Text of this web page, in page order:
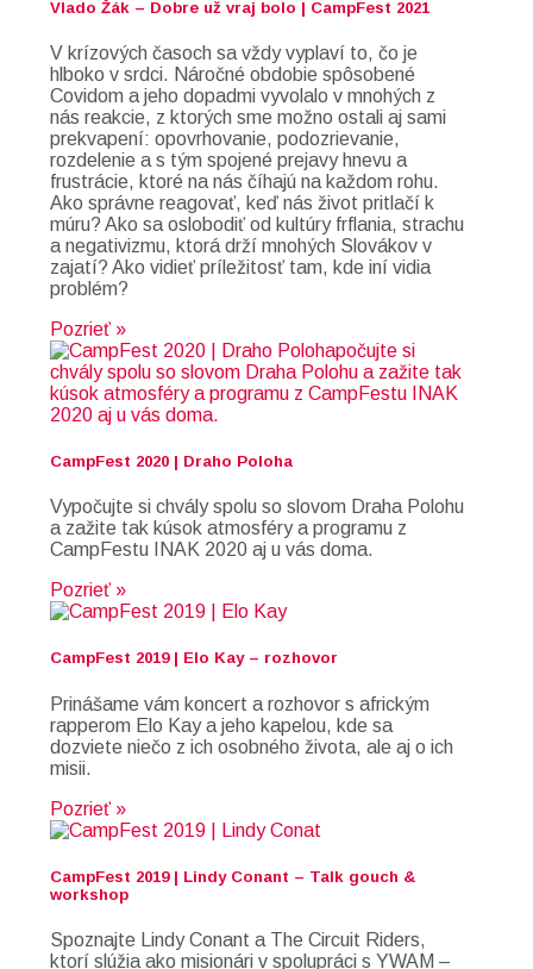
Vlado Žák – Dobre už vraj bolo | CampFest 2021
V krízových časoch sa vždy vyplaví to, čo je
hlboko v srdci. Náročné obdobie spôsobené
Covidom a jeho dopadmi vyvolalo v mnohých z
nás reakcie, z ktorých sme možno ostali aj sami
prekvapení: opovrhovanie, podozrievanie,
rozdelenie a s tým spojené prejavy hnevu a
frustrácie, ktoré na nás číhajú na každom rohu.
Ako správne reagovať, keď nás život pritlačí k
múru? Ako sa oslobodiť od kultúry frflania, strachu
a negativizmu, ktorá drží mnohých Slovákov v
zajatí? Ako vidieť príležitosť tam, kde iní vidia
problém?
Pozrieť »
CampFest 2020 | Draho Poloha
Vypočujte si chvály spolu so slovom Draha Polohu
a zažite tak kúsok atmosféry a programu z
CampFestu INAK 2020 aj u vás doma.
Pozrieť »
CampFest 2019 | Elo Kay – rozhovor
Prinášame vám koncert a rozhovor s africkým
rapperom Elo Kay a jeho kapelou, kde sa
dozviete niečo z ich osobného života, ale aj o ich
misii.
Pozrieť »
CampFest 2019 | Lindy Conant – Talk gouch &
workshop
Spoznajte Lindy Conant a The Circuit Riders,
ktorí slúžia ako misionári v spolupráci s YWAM –